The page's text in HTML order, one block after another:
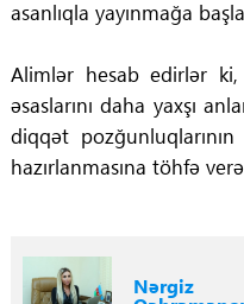
asanlıqla yayınmağa
Alimlər hesab edirlər
əsaslarını daha yaxşı
diqqət
hazırlanmasına töhfə
Nərgiz